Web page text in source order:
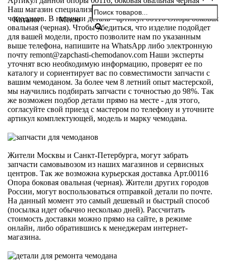
Каталог Меню
Наш магазин специализируется на продаже запчастей для
чемоданов. В наличии деталь - артикул 00116 Опора боковая
овальная (черная). Чтобы убедиться, что изделие подойдет
для вашей модели, просто позволите нам по указанным
выше телефона, напишите на WhatsApp либо электронную
почту remont@zapchasti-chemodanov.com Наши эксперты
уточнят всю необходимую информацию, проверят ее по
каталогу и сориентирует вас по совместимости запчасти с
вашим чемоданом. За более чем 8 летний опыт мастерской,
мы научились подбирать запчасти с точностью до 98%. Так
же возможен подбор детали прямо на месте - для этого,
согласуйте свой приезд с мастером по телефону и уточните
артикул комплектующей, модель и марку чемодана.
Жители Москвы и Санкт-Петербурга, могут забрать
запчасти самовывозом из наших магазинов и сервисных
центров. Так же возможна курьерская доставка Арт.00116
Опора боковая овальная (черная). Жители других городов
России, могут воспользоваться отправкой детали по почте.
На данный момент это самый дешевый и быстрый способ
(посылка идет обычно несколько дней). Рассчитать
стоимость доставки можно прямо на сайте, в режиме
онлайн, либо обратившись к менеджерам интернет-
магазина.